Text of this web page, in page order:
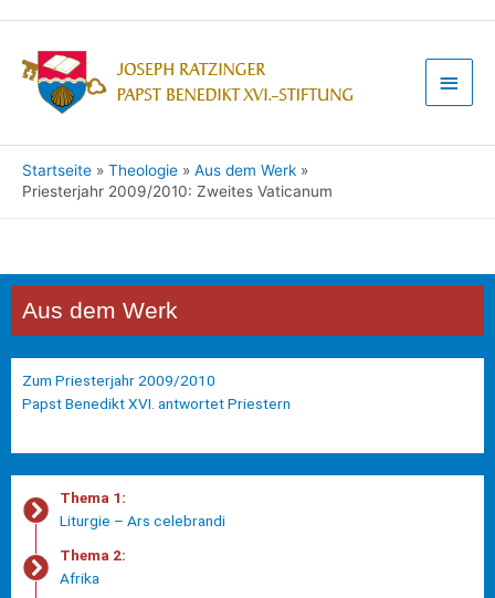
Startseite Theologie
Aus dem Werk
Priesterjahr 2009/2010: Zweites Vaticanum
Aus dem Werk
Zum Priesterjahr 2009/2010
Papst Benedikt XVI. antwortet Priestern
Thema 1:
Liturgie – Ars celebrandi
Thema 2:
Afrika